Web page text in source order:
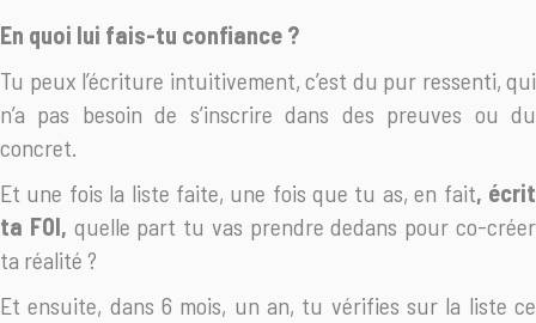
En quoi lui fais-tu confiance ?
Tu peux l’écriture intuitivement, c’est du pur ressenti, qui
n’a pas besoin de s’inscrire dans des preuves ou du
concret.
Et une fois la liste faite, une fois que tu as, en fait, écrit
ta FOI, quelle part tu vas prendre dedans pour co-créer
ta réalité ?
Et ensuite, dans 6 mois, un an, tu vérifies sur la liste ce